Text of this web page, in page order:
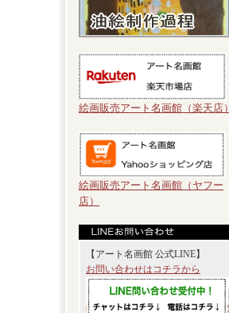
絵画販売アート名画館（楽天店）
絵画販売アート名画館（ヤフー
店）
【アート名画館 公式LINE】
お問い合わせはコチラから